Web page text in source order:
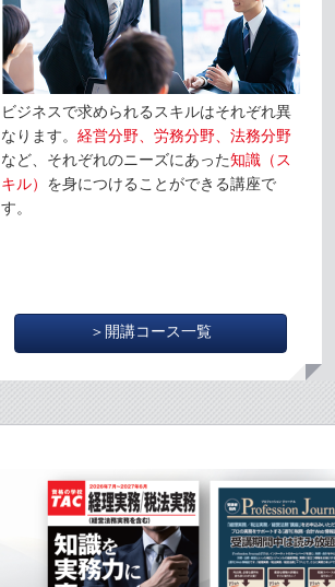
ビジネスで求められるスキルはそれぞれ異
なります。 経営分野、労務分野、法務分野
など、それぞれのニーズにあった知識（ス
キル） を身につけることができる講座で
す。
＞開講コース一覧